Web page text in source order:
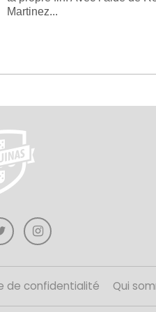
Martinez...
de confidentialité Qui